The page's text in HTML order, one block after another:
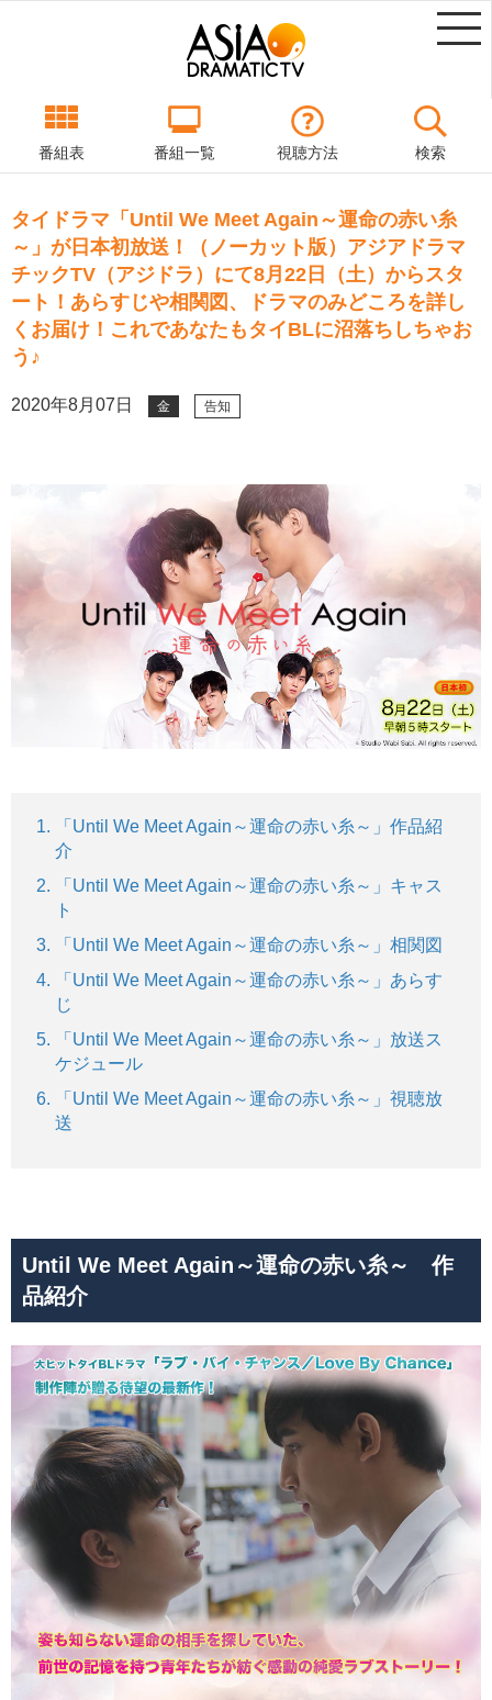
番組表 番組一覧 視聴方法 検索
タイドラマ「Until We Meet Again～運命の赤い糸
～」が日本初放送！（ノーカット版）アジアドラマ
チックTV（アジドラ）にて8月22日（土）からスタ
ート！あらすじや相関図、ドラマのみどころを詳し
くお届け！これであなたもタイBLに沼落ちしちゃお
う♪
2020年8月07日 金 告知
「Until We Meet Again～運命の赤い糸～」作品紹
介
「Until We Meet Again～運命の赤い糸～」キャス
ト
「Until We Meet Again～運命の赤い糸～」相関図
「Until We Meet Again～運命の赤い糸～」あらす
じ
「Until We Meet Again～運命の赤い糸～」放送ス
ケジュール
「Until We Meet Again～運命の赤い糸～」視聴放
送
Until We Meet Again～運命の赤い糸～ 作
品紹介